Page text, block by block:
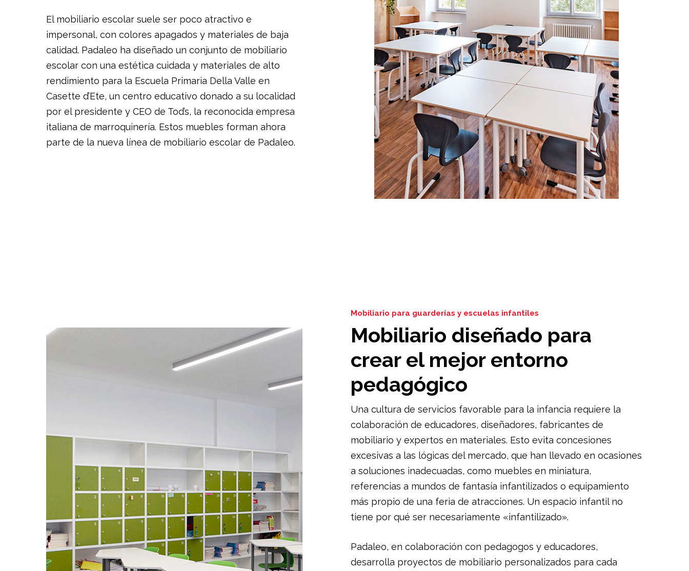
El mobiliario escolar suele ser poco atractivo e
impersonal, con colores apagados y materiales de baja
calidad. Padaleo ha diseñado un conjunto de mobiliario
escolar con una estética cuidada y materiales de alto
rendimiento para la Escuela Primaria Della Valle en
Casette d’Ete, un centro educativo donado a su localidad
por el presidente y CEO de Tod’s, la reconocida empresa
italiana de marroquinería. Estos muebles forman ahora
parte de la nueva línea de mobiliario escolar de Padaleo.
Mobiliario para guarderías y escuelas infantiles
Mobiliario diseñado para
crear el mejor entorno
pedagógico
Una cultura de servicios favorable para la infancia requiere la
colaboración de educadores, diseñadores, fabricantes de
mobiliario y expertos en materiales. Esto evita concesiones
excesivas a las lógicas del mercado, que han llevado en ocasiones
a soluciones inadecuadas, como muebles en miniatura,
referencias a mundos de fantasía infantilizados o equipamiento
más propio de una feria de atracciones. Un espacio infantil no
tiene por qué ser necesariamente «infantilizado».
Padaleo, en colaboración con pedagogos y educadores,
desarrolla proyectos de mobiliario personalizados para cada